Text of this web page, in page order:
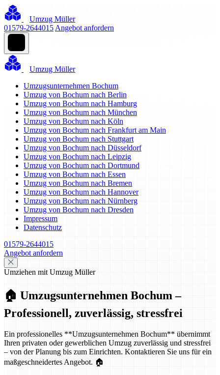
Umzug Müller
01579-2644015 Angebot anfordern
Umzug Müller
Umzugsunternehmen Bochum
Umzug von Bochum nach Berlin
Umzug von Bochum nach Hamburg
Umzug von Bochum nach München
Umzug von Bochum nach Köln
Umzug von Bochum nach Frankfurt am Main
Umzug von Bochum nach Stuttgart
Umzug von Bochum nach Düsseldorf
Umzug von Bochum nach Leipzig
Umzug von Bochum nach Dortmund
Umzug von Bochum nach Essen
Umzug von Bochum nach Bremen
Umzug von Bochum nach Hannover
Umzug von Bochum nach Nürnberg
Umzug von Bochum nach Dresden
Impressum
Datenschutz
01579-2644015
Angebot anfordern
Umziehen mit Umzug Müller
🏠 Umzugsunternehmen Bochum –
Professionell, zuverlässig, stressfrei
Ein professionelles **Umzugsunternehmen Bochum** übernimmt
Ihren privaten oder gewerblichen Umzug zuverlässig und stressfrei
– von der Planung bis zum Einrichten. Kontaktieren Sie uns für ein
maßgeschneidertes Angebot. 🏠